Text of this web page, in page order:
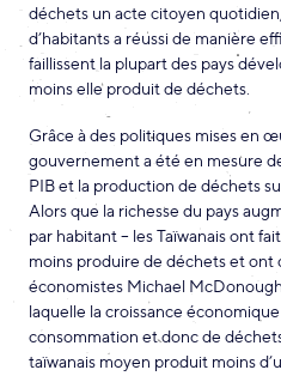
déchets un acte citoyen
d’habitants a réussi de manière
faillissent la plupart des pays
moins elle produit de déchets.
Grâce à des politiques mises en
gouvernement a été en mesure
PIB et la production de déchets
Alors que la richesse du pays
par habitant – les Taïwanais ont
moins produire de déchets et ont
économistes Michael
laquelle la croissance
consommation et donc de
taïwanais moyen produit moins